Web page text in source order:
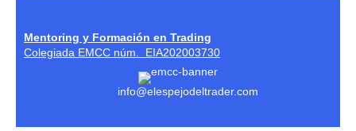
Mentoring y Formación en Trading
Colegiada EMCC núm. EIA202003730
info@elespejodeltrader.com